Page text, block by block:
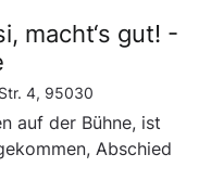
macht‘s gut! -
4, 95030
auf der Bühne, ist
Abschied